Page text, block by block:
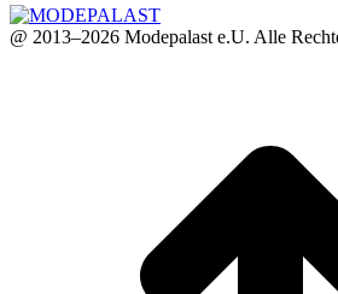
@ 2013–2026 Modepalast e.U. Alle